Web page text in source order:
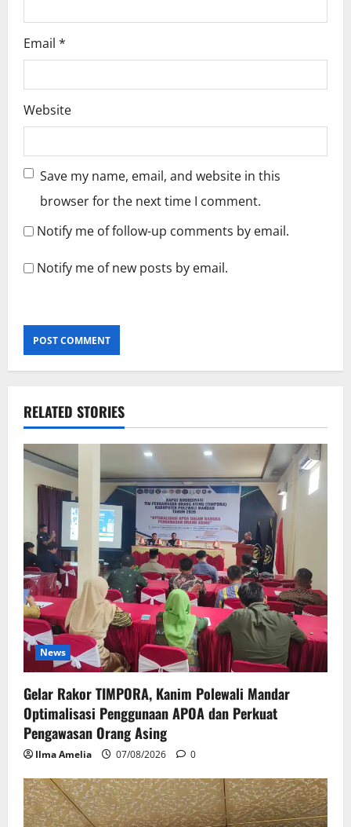
Email *
Website
Save my name, email, and website in this
browser for the next time I comment.
Notify me of follow-up comments by email.
Notify me of new posts by email.
RELATED STORIES
News
Gelar Rakor TIMPORA, Kanim Polewali Mandar
Optimalisasi Penggunaan APOA dan Perkuat
Pengawasan Orang Asing
Ilma Amelia 07/08/2026 0